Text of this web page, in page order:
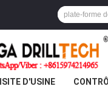
D'USINE